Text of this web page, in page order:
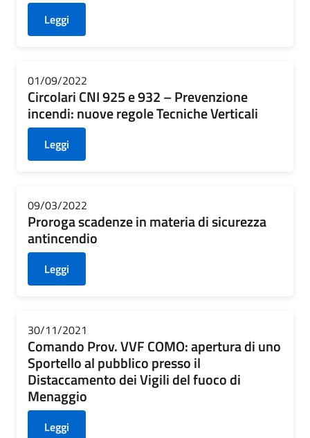
Leggi
01/09/2022
Circolari CNI 925 e 932 – Prevenzione
incendi: nuove regole Tecniche Verticali
Leggi
09/03/2022
Proroga scadenze in materia di sicurezza
antincendio
Leggi
30/11/2021
Comando Prov. VVF COMO: apertura di uno
Sportello al pubblico presso il
Distaccamento dei Vigili del fuoco di
Menaggio
Leggi